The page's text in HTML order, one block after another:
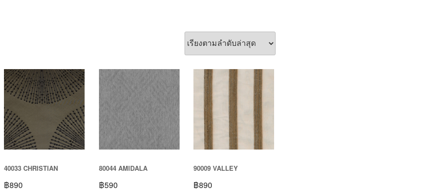
40033 CHRISTIAN
฿890
80044 AMIDALA
฿590
90009 VALLEY
฿890